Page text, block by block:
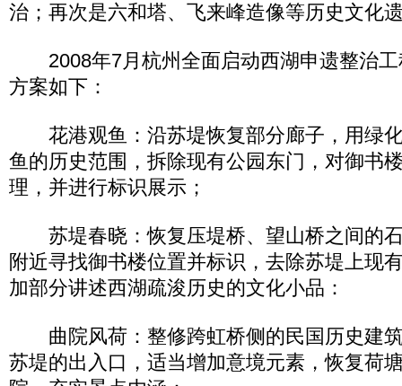
治；再次是六和塔、飞来峰造像等历史文化
2008年7月杭州全面启动西湖申遗整治工
方案如下：
花港观鱼：沿苏堤恢复部分廊子，用绿
鱼的历史范围，拆除现有公园东门，对御书
理，并进行标识展示；
苏堤春晓：恢复压堤桥、望山桥之间的
附近寻找御书楼位置并标识，去除苏堤上现
加部分讲述西湖疏浚历史的文化小品：
曲院风荷：整修跨虹桥侧的民国历史建
苏堤的出入口，适当增加意境元素，恢复荷